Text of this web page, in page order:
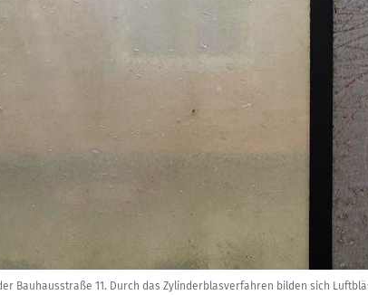
Bauhausstraße 11. Durch das Zylinderblasverfahren bilden sich